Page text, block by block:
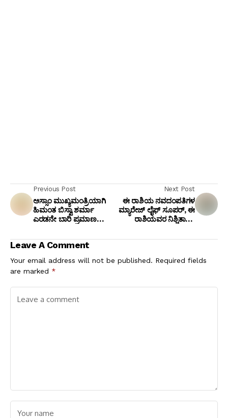
Previous Post
ಅಸ್ಸಾಂ ಮುಖ್ಯಮಂತ್ರಿಯಾಗಿ
ಹಿಮಂತ ಬಿಸ್ವಾ ಶರ್ಮಾ
ಎರಡನೇ ಬಾರಿ ಪ್ರಮಾಣ
ಗೆಲುವಿನೊಂದಿಗೆ ಇತಿಹಾಸ
ನಿರ್ಮಾಣ!
Next Post
ಈ ರಾಶಿಯ ನವದಂಪತಿಗಳ
ಮ್ಯಾರೇಜ್ ಲೈಫ್ ಸೂಪರ್, ಈ
ರಾಶಿಯವರ ನಿಶ್ಚಿತಾರ್ಥ
Leave A Comment
Your email address will not be published. Required fields
are marked *